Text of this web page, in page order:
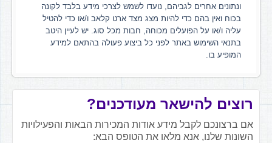
ונתונים אחרים לגביהם, נועדו לשמש לצרכי מידע בלבד לקונה
בכוח ואין בהם כדי להיות מצג מצד ארט קלאב ו/או כדי להטיל
עליה ו/או על הפועלים מכוחה, חבות מכל סוג. יש לעיין היטב
בתנאי השימוש באתר לפני כל ביצוע פעולה בהתאם למידע
המופיע בו.
רוצים להישאר מעודכנים?
אם ברצונכם לקבל מידע אודות המכירות הבאות והפעילויות
השונות שלנו, אנא מלאו את הטופס הבא: